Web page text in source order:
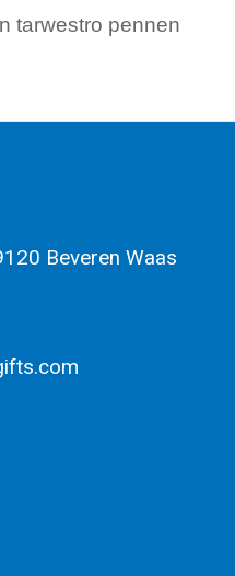
tarwestro pennen
Beveren Waas